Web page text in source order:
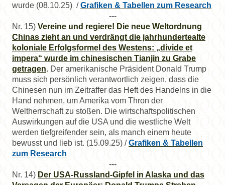
wurde (08.10.25) /Grafiken & Tabellen zum Research
---
Nr. 15) Vereine und regiere! Die neue Weltordnung
Chinas zieht an und verdrängt die jahrhundertealte
koloniale Erfolgsformel des Westens: „divide et
impera“ wurde im chinesischen Tianjin zu Grabe
getragen. Der amerikanische Präsident Donald Trump
muss sich persönlich verantwortlich zeigen, dass die
Chinesen nun im Zeitraffer das Heft des Handelns in die
Hand nehmen, um Amerika vom Thron der
Weltherrschaft zu stoßen. Die wirtschaftspolitischen
Auswirkungen auf die USA und die westliche Welt
werden tiefgreifender sein, als manch einem heute
bewusst und lieb ist. (15.09.25) /Grafiken & Tabellen
zum Research
---
Nr. 14) Der USA-Russland-Gipfel in Alaska und das